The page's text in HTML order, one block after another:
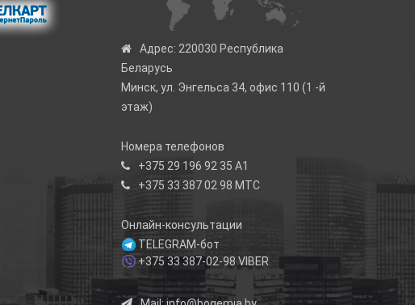
Адрес: 220030 Республика
Беларусь
Минск, ул. Энгельса 34, офис 110 (1 -й
этаж)
Номера телефонов
+375 29 196 92 35 А1
+375 33 387 02 98 МТС
Онлайн-консультации
TELEGRAM-бот
+375 33 387-02-98 VIBER